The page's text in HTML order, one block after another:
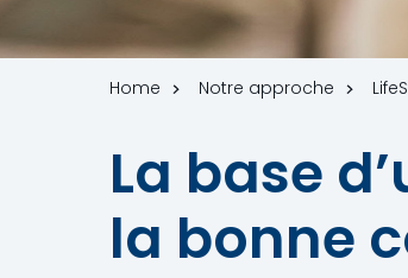
Home Notre approche
La base
la bonne